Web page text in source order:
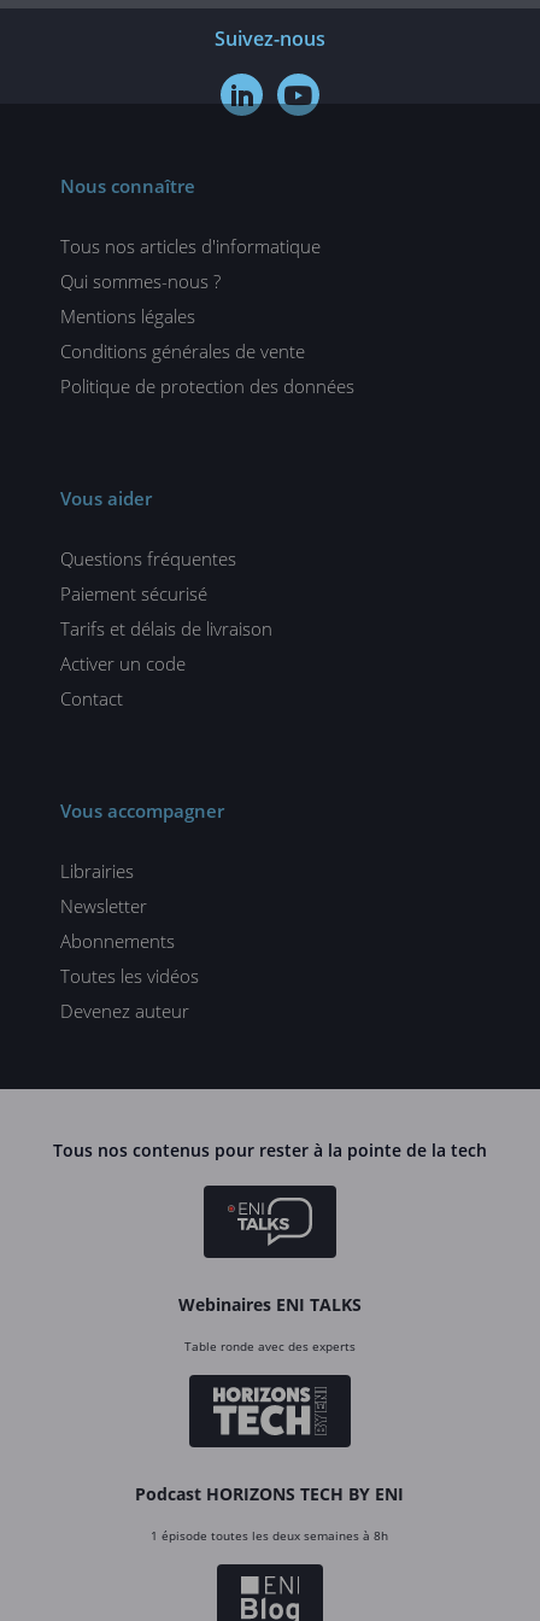
Suivez-nous
 
Nous connaître
Tous nos articles d'informatique
Qui sommes-nous ?
Mentions légales
Conditions générales de vente
Politique de protection des données
Vous aider
Questions fréquentes
Paiement sécurisé
Tarifs et délais de livraison
Activer un code
Contact
Vous accompagner
Librairies
Newsletter
Abonnements
Toutes les vidéos
Devenez auteur
Tous nos contenus pour rester à la pointe de la tech
Webinaires ENI TALKS
Table ronde avec des experts
Podcast HORIZONS TECH BY ENI
1 épisode toutes les deux semaines à 8h